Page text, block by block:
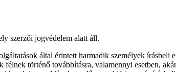
szerzői jogvédelem alatt áll.
által érintett harmadik személyek
történő továbbításra, valamennyi esetben,